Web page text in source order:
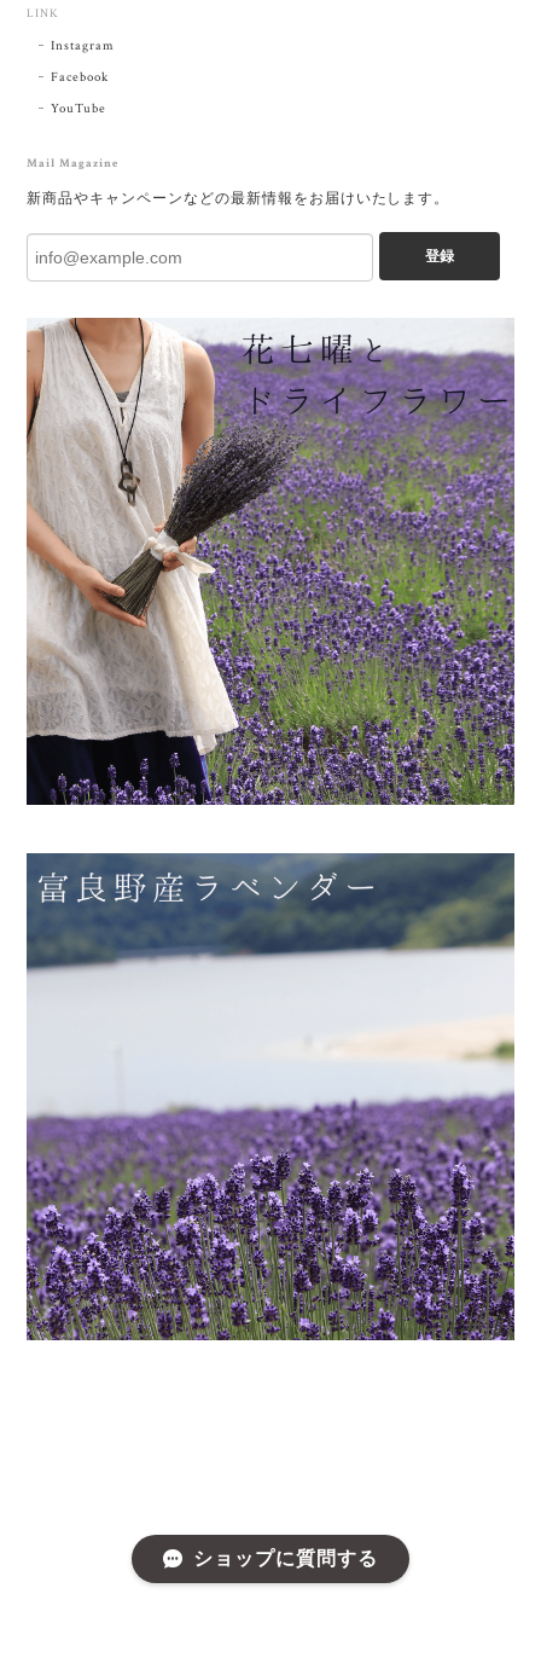
LINK
Instagram
Facebook
YouTube
Mail Magazine
新商品やキャンペーンなどの最新情報をお届けいたします。
登録
ショップに質問する